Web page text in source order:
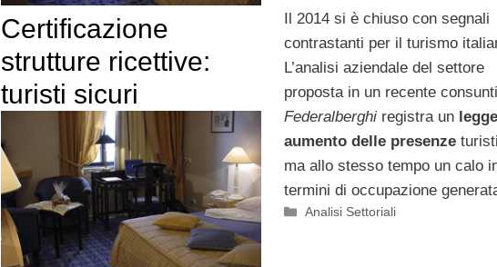
Il 2014 si è chiuso con segnali
contrastanti per il turismo
L’analisi aziendale del settore
proposta in un recente
Federalberghiregistra un
aumento delle presenze
ma allo stesso tempo un calo
termini di occupazione
Categorie
Analisi Settoriali
Certificazione
strutture ricettive:
turisti sicuri